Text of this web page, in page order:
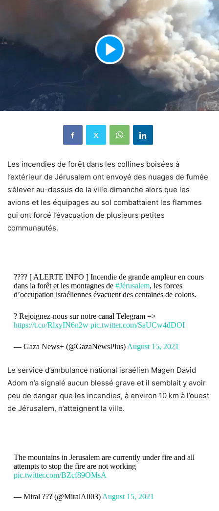
Les incendies de forêt dans les collines boisées à
l’extérieur de Jérusalem ont envoyé des nuages ​​​​de fumée
s’élever au-dessus de la ville dimanche alors que les
avions et les équipages au sol combattaient les flammes
qui ont forcé l’évacuation de plusieurs petites
communautés.
???? [ ALERTE INFO ] Incendie de grande ampleur en cours
dans la forêt et les montagnes de #Jérusalem, les forces
d’occupation israéliennes évacuent des centaines de colons.
? Rejoignez-nous sur notre canal Telegram =>
https://t.co/RlxyIN6n2w pic.twitter.com/SaUCw4dDOI
— Gaza News+ (@GazaNewsPlus) August 15, 2021
Le service d’ambulance national israélien Magen David
Adom n’a signalé aucun blessé grave et il semblait y avoir
peu de danger que les incendies, à environ 10 km à l’ouest
de Jérusalem, n’atteignent la ville.
The mountains in Jerusalem are currently under fire and all
attempts to stop the fire are not working
pic.twitter.com/BZcf89OMsA
— Miral ??? (@MiralAli03) August 15, 2021